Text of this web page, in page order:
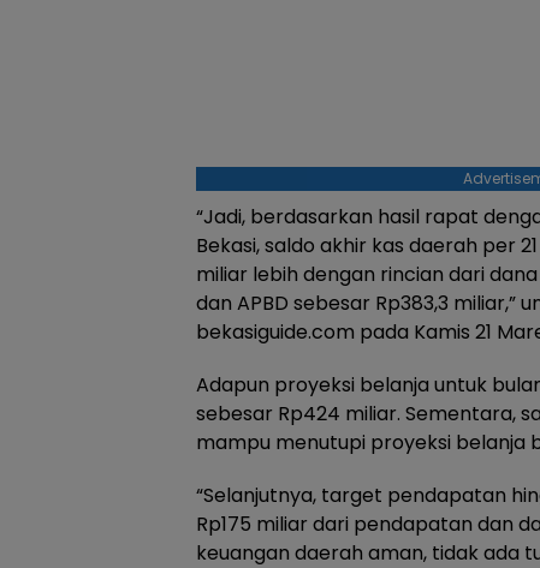
“Jadi, berdasarkan hasil rapat
Bekasi, saldo akhir kas daerah per
miliar lebih dengan rincian dari
dan APBD sebesar Rp383,3 miliar,”
bekasiguide.com pada Kamis 21
Adapun proyeksi belanja untuk
sebesar Rp424 miliar. Sementara,
mampu menutupi proyeksi belanja
“Selanjutnya, target pendapatan
Rp175 miliar dari pendapatan dan
keuangan daerah aman, tidak ada